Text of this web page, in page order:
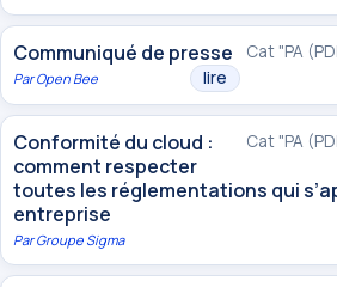
Cat "PA
Communiqué de presse
lire
ParOpen Bee
Cat "PA
Conformité du cloud :
comment respecter
toutes les réglementations qui
entreprise
ParGroupe Sigma